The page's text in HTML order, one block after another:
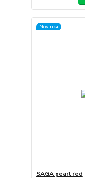
Novinka
SAGA pearl red